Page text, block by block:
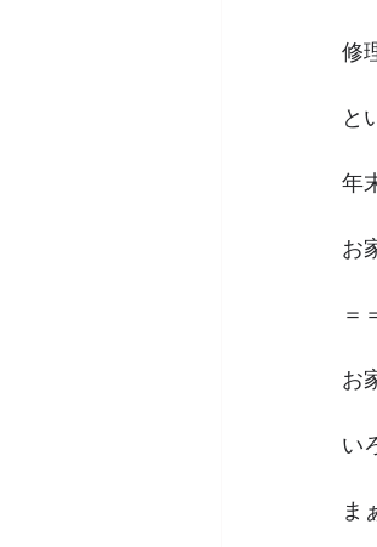
修
と
年
お
＝
お
い
ま